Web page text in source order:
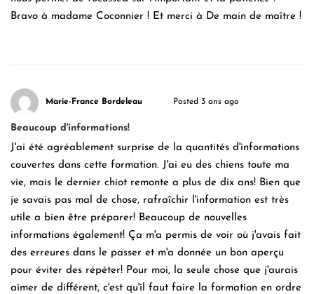
Bravo à madame Coconnier ! Et merci à De main de maître !
Marie-France Bordeleau Posted 3 ans ago
Beaucoup d'informations!
J'ai été agréablement surprise de la quantités d'informations
couvertes dans cette formation. J'ai eu des chiens toute ma
vie, mais le dernier chiot remonte a plus de dix ans! Bien que
je savais pas mal de chose, rafraîchir l'information est très
utile a bien être préparer! Beaucoup de nouvelles
informations également! Ça m'a permis de voir où j'avais fait
des erreures dans le passer et m'a donnée un bon aperçu
pour éviter des répéter! Pour moi, la seule chose que j'aurais
aimer de différent, c'est qu'il faut faire la formation en ordre